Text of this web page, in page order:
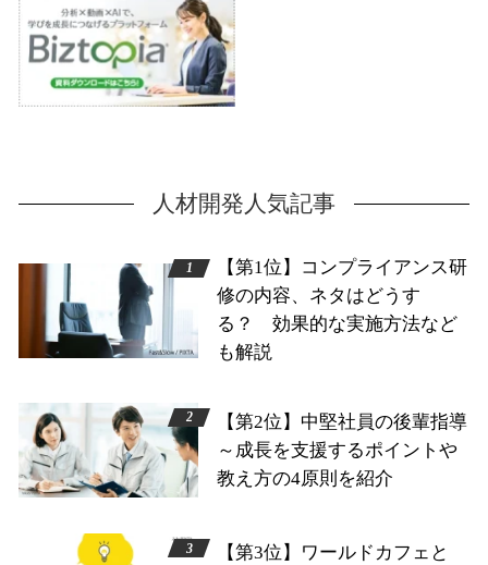
人材開発人気記事
【第1位】コンプライアンス研
修の内容、ネタはどうす
る？ 効果的な実施方法など
も解説
【第2位】中堅社員の後輩指導
～成長を支援するポイントや
教え方の4原則を紹介
【第3位】ワールドカフェと